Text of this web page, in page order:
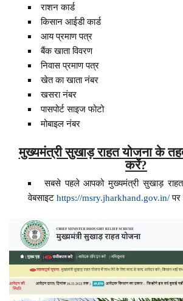
राशन कार्ड
किसान आईडी कार्ड
आय प्रमाण पत्र
बैंक खाता विवरण
निवास प्रमाण पत्र
खेत का खाता नंबर
खसरा नंबर
पासपोर्ट साइज फोटो
मोबाइल नंबर
मुख्यमंत्री सुखाड़ राहत योजना के
करें?
सबसे पहले आपको मुख्यमंत्री सुखाड़
वेबसाइट https://msry.jharkhand.gov.in/पर